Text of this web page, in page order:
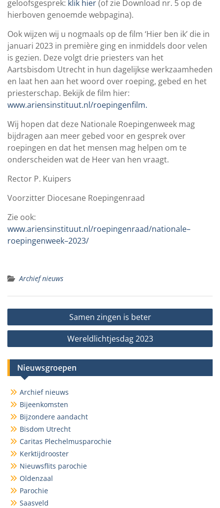
geloofsgesprek: klik hier(of zie Download nr. 5 op de
hierboven genoemde webpagina).
Ook wijzen wij u nogmaals op de film ‘Hier ben ik’ die in
januari 2023 in première ging en inmiddels door velen
is gezien. Deze volgt drie priesters van het
Aartsbisdom Utrecht in hun dagelijkse werkzaamheden
en laat hen aan het woord over roeping, gebed en het
priesterschap. Bekijk de film hier:
www.ariensinstituut.nl/roepingenfilm.
Wij hopen dat deze Nationale Roepingenweek mag
bijdragen aan meer gebed voor en gesprek over
roepingen en dat het mensen mag helpen om te
onderscheiden wat de Heer van hen vraagt.
Rector P. Kuipers
Voorzitter Diocesane Roepingenraad
Zie ook:
www.ariensinstituut.nl/roepingenraad/nationale–
roepingenweek–2023/
Archief nieuws
Bericht
navigatie
Samen zingen is beter
Wereldlichtjesdag 2023
Nieuwsgroepen
Archief nieuws
Bijeenkomsten
Bijzondere aandacht
Bisdom Utrecht
Caritas Plechelmusparochie
Kerktijdrooster
Nieuwsflits parochie
Oldenzaal
Parochie
Saasveld